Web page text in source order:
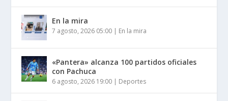
En la mira
7 agosto, 2026 05:00 | En la mira
«Pantera» alcanza 100 partidos oficiales
con Pachuca
6 agosto, 2026 19:00 | Deportes